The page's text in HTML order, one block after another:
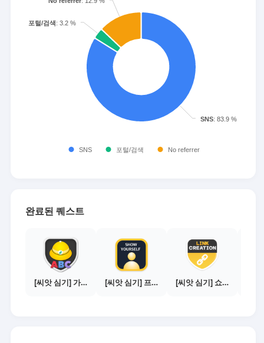
완료된 퀘스트
[씨앗 심기] 가이드보기 - 매체별 활동 가이드 [씨앗 심기] 프로필 사진 등록하기 [씨앗 심기] 쇼핑몰 링크 발급하기 - 제휴몰 10곳